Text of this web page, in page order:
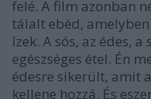
felé. A film azonban
tálalt ebéd,
ízek. A sós, az édes,
egészséges étel. Én
édesre sikerült, amit
kellene hozzá. És